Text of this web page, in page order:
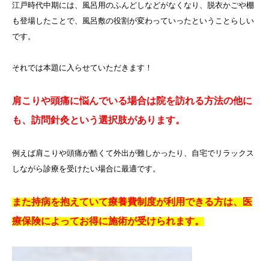
江戸時代中期には、風呂用のふんどしなどがなくなり、脱衣かごや棚
も登場したことで、風呂敷の役割が変わっていったということらしい
です。
それでは本題に入らせていただきます！
肩こりや頭痛に悩んでいる場合は院を訪れる方法の他に
も、訪問針灸という選択肢があります。
例えば肩こりや頭痛が酷くて外出が難しかったり、自宅でリラックス
しながら診療を受けたい場合に最適です。
また持病を抱えていて療養費制度が利用できる方は、医
療保険によってお得に施術が受けられます。